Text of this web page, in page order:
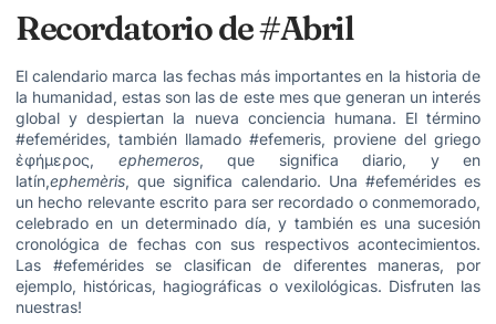
Recordatorio de #Abril
El calendario marca las fechas más importantes en la historia de
la humanidad, estas son las de este mes que generan un interés
global y despiertan la nueva conciencia humana. El término
#efemérides, también llamado #efemeris, proviene del griego
ἐφήμερος, ephemeros, que significa diario, y en
latín,ephemèris, que significa calendario. Una #efemérides es
un hecho relevante escrito para ser recordado o conmemorado,
celebrado en un determinado día, y también es una sucesión
cronológica de fechas con sus respectivos acontecimientos.
Las #efemérides se clasifican de diferentes maneras, por
ejemplo, históricas, hagiográficas o vexilológicas. Disfruten las
nuestras!